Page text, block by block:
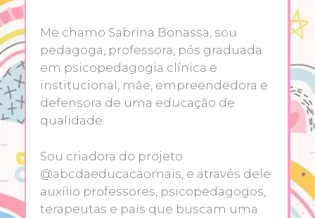
Me chamo Sabrina Bonassa, sou
pedagoga, professora, pós graduada
em psicopedagogia clínica e
institucional, mãe, empreendedora e
defensora de uma educação de
qualidade.
Sou criadora do projeto
@abcdaeducacaomais, e através dele
auxílio professores, psicopedagogos,
terapeutas e pais que buscam uma